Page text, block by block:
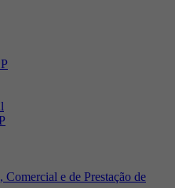
e de Prestação de